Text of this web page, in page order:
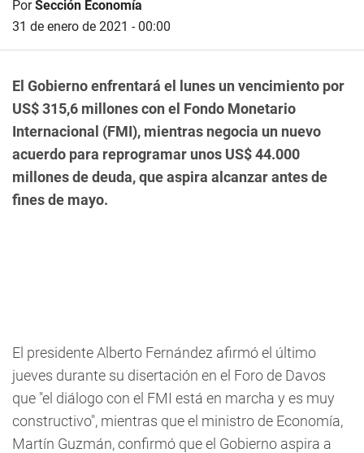
PorSección Economía
31 de enero de 2021 - 00:00
El Gobierno enfrentará el lunes un vencimiento por
US$ 315,6 millones con el Fondo Monetario
Internacional (FMI), mientras negocia un nuevo
acuerdo para reprogramar unos US$ 44.000
millones de deuda, que aspira alcanzar antes de
fines de mayo.
El presidente Alberto Fernández afirmó el último
jueves durante su disertación en el Foro de Davos
que "el diálogo con el FMI está en marcha y es muy
constructivo", mientras que el ministro de Economía,
Martín Guzmán, confirmó que el Gobierno aspira a